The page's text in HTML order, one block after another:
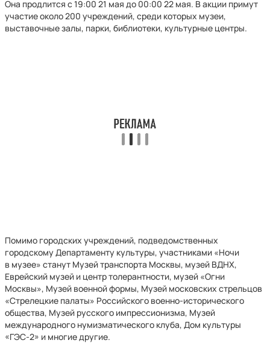
Она продлится с 19:00 21 мая до 00:00 22 мая. В акции примут
участие около 200 учреждений, среди которых музеи,
выставочные залы, парки, библиотеки, культурные центры.
Помимо городских учреждений, подведомственных
городскому Департаменту культуры, участниками «Ночи
в музее» станут Музей транспорта Москвы, музей ВДНХ,
Еврейский музей и центр толерантности, музей «Огни
Москвы», Музей военной формы, Музей московских стрельцов
«Стрелецкие палаты» Российского военно-исторического
общества, Музей русского импрессионизма, Музей
международного нумизматического клуба, Дом культуры
«ГЭС-2» и многие другие.